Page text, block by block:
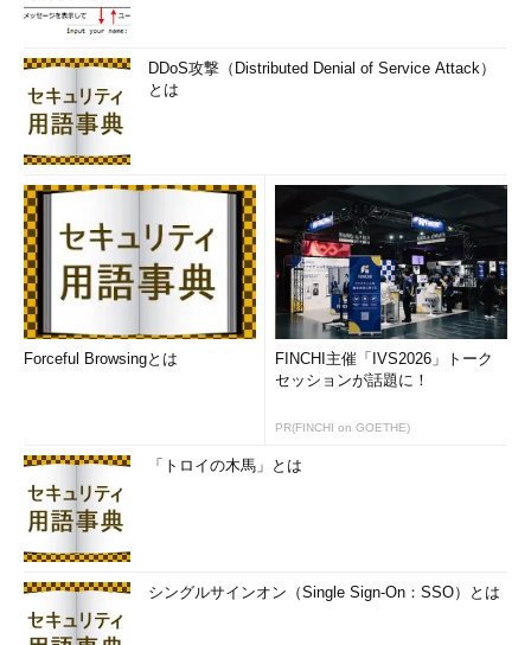
DDoS攻撃（Distributed Denial of Service Attack）
とは
Forceful Browsingとは
FINCHI主催「IVS2026」トーク
セッションが話題に！
PR(FINCHI on GOETHE)
「トロイの木馬」とは
シングルサインオン（Single Sign-On：SSO）とは